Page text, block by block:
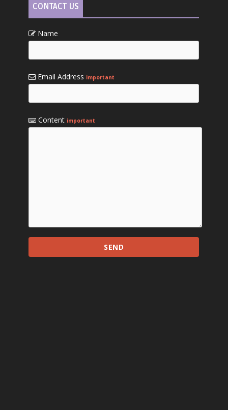
CONTACT US
Name
Email Address important
Content important